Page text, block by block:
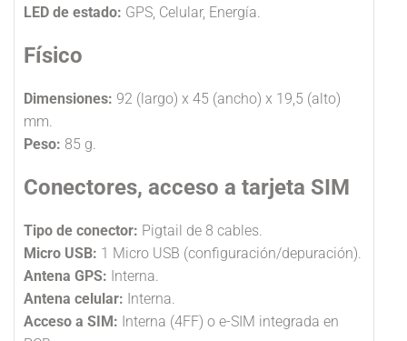
LED de estado: GPS, Celular, Energía.
Físico
Dimensiones: 92 (largo) x 45 (ancho) x 19,5 (alto)
mm.
Peso: 85 g.
Conectores, acceso a tarjeta SIM
Tipo de conector: Pigtail de 8 cables.
Micro USB: 1 Micro USB (configuración/depuración).
Antena GPS: Interna.
Antena celular: Interna.
Acceso a SIM: Interna (4FF) o e-SIM integrada en